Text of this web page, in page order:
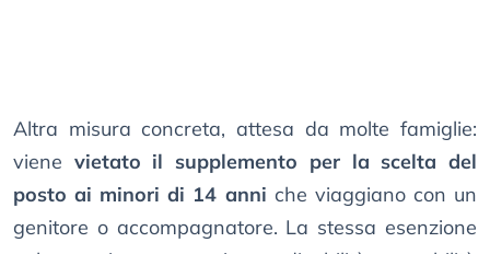
Altra misura concreta, attesa da molte famiglie:
viene vietato il supplemento per la scelta del
posto ai minori di 14 anni che viaggiano con un
genitore o accompagnatore. La stessa esenzione